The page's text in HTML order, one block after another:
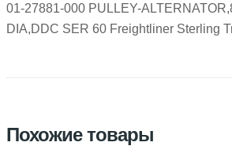
01-27881-000 PULLEY-
DIA,DDC SER 60 Freightliner Sterling
Похожие товары